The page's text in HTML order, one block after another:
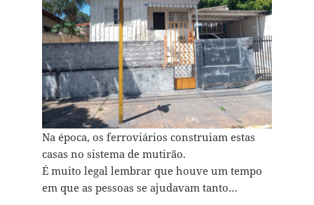
Na época, os ferroviários construiam estas
casas no sistema de mutirão.
É muito legal lembrar que houve um tempo
em que as pessoas se ajudavam tanto…